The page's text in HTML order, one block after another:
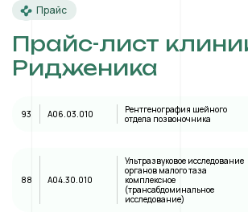
Прайс
Прайс-лист
Ридженика
93 A06.03.010
Рентгенография шейного
отдела позвоночника
88 А04.30.010
Ультразвуковое исследование
органов малого таза
комплексное
(трансабдоминальное
исследование)